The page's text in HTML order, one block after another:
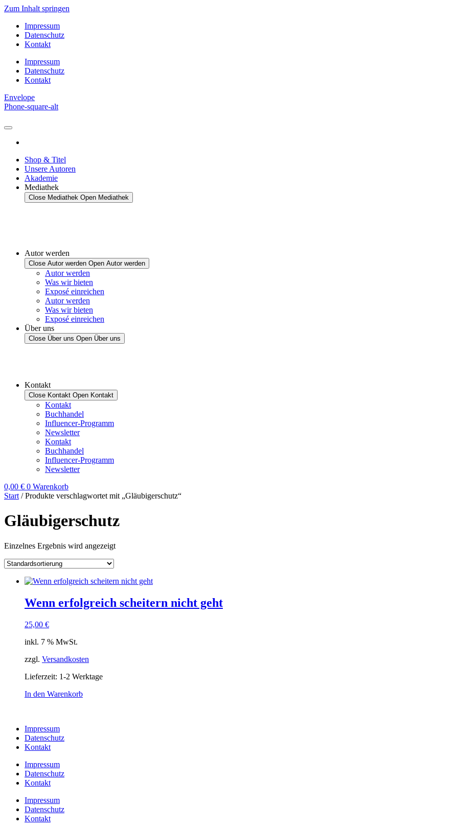
Zum Inhalt springen
Impressum
Datenschutz
Kontakt
Impressum
Datenschutz
Kontakt
Envelope
Phone-square-alt
Shop & Titel
Unsere Autoren
Akademie
Mediathek
Close Mediathek Open Mediathek
Autor werden
Close Autor werden Open Autor werden
Autor werden
Was wir bieten
Exposé einreichen
Autor werden
Was wir bieten
Exposé einreichen
Über uns
Close Über uns Open Über uns
Kontakt
Close Kontakt Open Kontakt
Kontakt
Buchhandel
Influencer-Programm
Newsletter
Kontakt
Buchhandel
Influencer-Programm
Newsletter
0,00 € 0 Warenkorb
Start / Produkte verschlagwortet mit „Gläubigerschutz“
Gläubigerschutz
Einzelnes Ergebnis wird angezeigt
Wenn erfolgreich scheitern nicht geht
25,00 €
inkl. 7 % MwSt.
zzgl. Versandkosten
Lieferzeit: 1-2 Werktage
In den Warenkorb
Impressum
Datenschutz
Kontakt
Impressum
Datenschutz
Kontakt
Impressum
Datenschutz
Kontakt